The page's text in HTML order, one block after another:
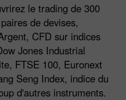
le trading de 300
de devises,
CFD sur indices
Jones Industrial
FTSE 100, Euronext
Seng Index, indice du
d'autres instruments.